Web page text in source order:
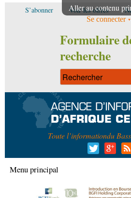
Aller au contenu
S’abonner Voir les offres
Se connecter
Formulaire
recherche
Toute l’informationdu
Menu principal